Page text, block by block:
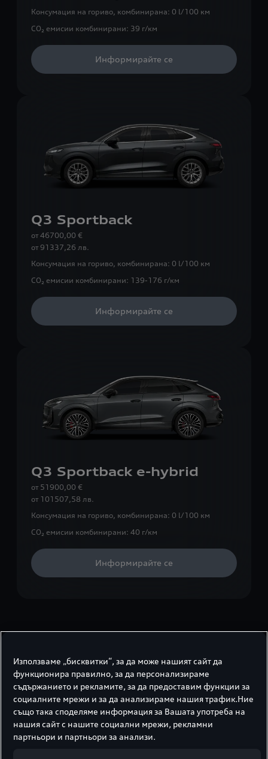
Консумация на гориво, комбинирана: 0 l/100 км
CO₂ емисии комбинирани: 39 г/км
Информирайте се
Q3 Sportback
от 46700,00 €
от 91337,26 лв.
Консумация на гориво, комбинирана: 0 l/100 км
CO₂ емисии комбинирани: 139-176 г/км
Информирайте се
Q3 Sportback e-hybrid
от 51900,00 €
от 101507,58 лв.
Консумация на гориво, комбинирана: 0 l/100 км
CO₂ емисии комбинирани: 40 г/км
Информирайте се
Audi Q3 е на пазара от 2011 г. и оттогава е един
от най-популярните модели в класа на
компактните SUV автомобили. С Q3 Audi
съчетава стил, мощност, авангардна технология
и практична функционалност. Това прави
Използваме „бисквитки“, за да може нашият сайт да
функционира правилно, за да персонализираме
съдържанието и рекламите, за да предоставим функции за
социалните мрежи и за да анализираме нашия трафик.Ние
също така споделяме информация за Вашата употреба на
нашия сайт с нашите социални мрежи, рекламни
партньори и партньори за анализи.